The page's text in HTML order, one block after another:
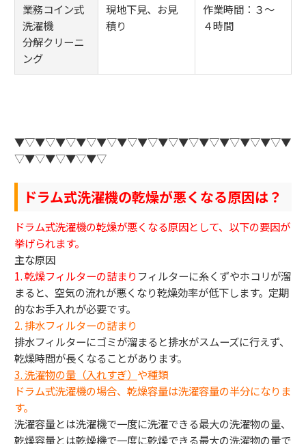
業務コイン式
洗濯機
分解クリーニ
ング
現地下見、お見
積り
作業時間：３～
４時間
▼▽▼▽▼▽▼▽▼▽▼▽▼▽▼▽▼▽▼▽▼▽▼▽▼▽▼
▽▼▽▼▽▼▽▼▽
ドラム式洗濯機の乾燥が悪くなる原因は？
ドラム式洗濯機の乾燥が悪くなる原因として、以下の要因が
挙げられます。
主な原因
1. 乾燥フィルターの詰まりフィルターに糸くずやホコリが溜
まると、空気の流れが悪くなり乾燥効率が低下します。定期
的なお手入れが必要です。
2. 排水フィルターの詰まり
排水フィルターにゴミが溜まると排水がスムーズに行えず、
乾燥時間が長くなることがあります。
3.洗濯物の量（入れすぎ） や種類
ドラム式洗濯機の場合、乾燥容量は洗濯容量の半分になりま
す。
洗濯容量とは洗濯機で一度に洗濯できる最大の洗濯物の量、
乾燥容量とは乾燥機で一度に乾燥できる最大の洗濯物の量で